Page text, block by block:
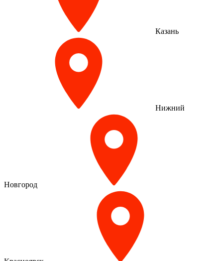
Казань
Нижний
Новгород